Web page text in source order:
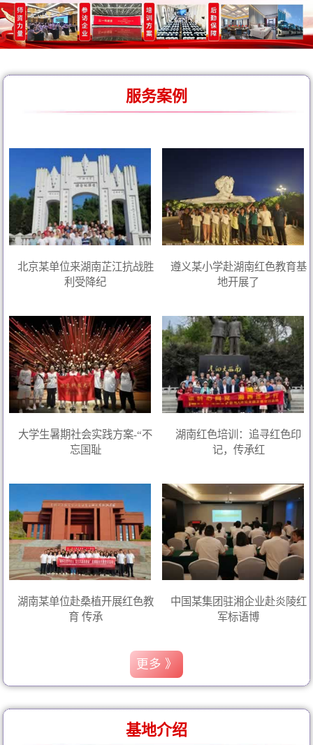
服务案例
北京某单位来湖南芷江抗战胜
利受降纪
遵义某小学赴湖南红色教育基
地开展了
大学生暑期社会实践方案-“不
忘国耻
湖南红色培训：追寻红色印
记，传承红
湖南某单位赴桑植开展红色教
育 传承
中国某集团驻湘企业赴炎陵红
军标语博
更多 》
基地介绍